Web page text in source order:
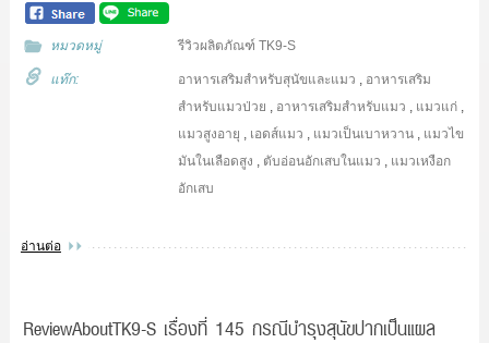
หมวดหมู่ รีวิวผลิตภัณฑ์ TK9-S
แท๊ก: อาหารเสริมสำหรับสุนัขและแมว , อาหารเสริม
สำหรับแมวป่วย , อาหารเสริมสำหรับแมว , แมวแก่ ,
แมวสูงอายุ , เอดส์แมว , แมวเป็นเบาหวาน , แมวไข
มันในเลือดสูง , ตับอ่อนอักเสบในแมว , แมวเหงือก
อักเสบ
อ่านต่อ
ReviewAboutTK9-S เรื่องที่ 145 กรณีบำรุงสุนัขปากเป็นแผล